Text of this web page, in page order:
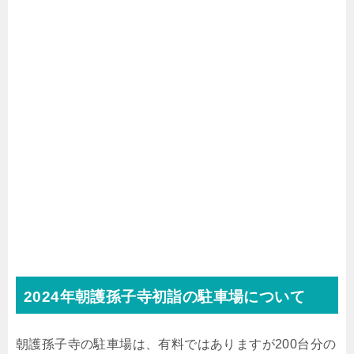
2024年朝護孫子寺初詣の駐車場について
朝護孫子寺の駐車場は、有料ではありますが200台分の